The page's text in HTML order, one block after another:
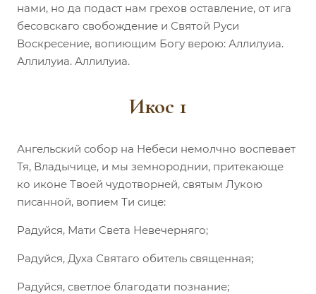
нами, но да подаст нам грехов оставление, от ига
бесовскаго свобождение и Святой Руси
Воскресение, вопиющим Богу верою: Аллилуиа.
Аллилуиа. Аллилуиа.
Икос 1
Ангельский собор на Небеси немолчно воспевает
Тя, Владычице, и мы земнороднии, притекающе
ко иконе Твоей чудотворней, святым Лукою
писанной, вопием Ти сице:
Радуйся, Мати Света Невечерняго;
Радуйся, Духа Святаго обитель священная;
Радуйся, светлое благодати познание;